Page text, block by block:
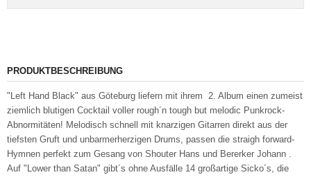
PRODUKTBESCHREIBUNG
"Left Hand Black" aus Göteburg liefern mit ihrem 2. Album einen zumeist
ziemlich blutigen Cocktail voller rough´n tough but melodic Punkrock-
Abnormitäten! Melodisch schnell mit knarzigen Gitarren direkt aus der
tiefsten Gruft und unbarmerherzigen Drums, passen die straigh forward-
Hymnen perfekt zum Gesang von Shouter Hans und Bererker Johann .
Auf "Lower than Satan" gibt´s ohne Ausfälle 14 großartige Sicko´s, die